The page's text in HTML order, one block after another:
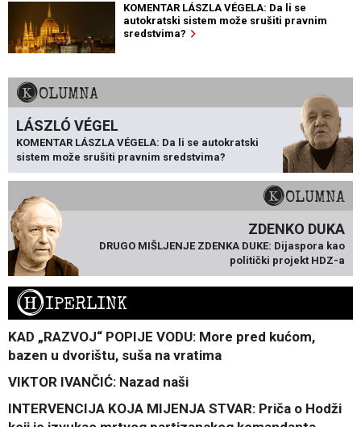
KOMENTAR LÁSZLA VÉGELA: Da li se
autokratski sistem može srušiti pravnim
sredstvima?
KOLUMNA
LÁSZLÓ VÉGEL
KOMENTAR LÁSZLA VÉGELA: Da li se autokratski
sistem može srušiti pravnim sredstvima?
KOLUMNA
ZDENKO DUKA
DRUGO MIŠLJENJE ZDENKA DUKE: Dijaspora kao
politički projekt HDZ-a
HIPERLINK
KAD „RAZVOJ“ POPIJE VODU: More pred kućom,
bazen u dvorištu, suša na vratima
VIKTOR IVANČIĆ: Nazad naši
INTERVENCIJA KOJA MIJENJA STVAR: Priča o Hodži